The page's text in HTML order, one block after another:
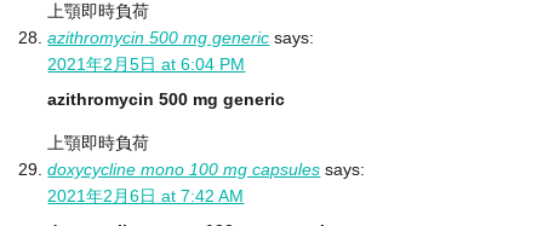
上顎即時負荷
azithromycin 500 mg generic says:
2021年2月5日 at 6:04 PM
azithromycin 500 mg generic
上顎即時負荷
doxycycline mono 100 mg capsules says:
2021年2月6日 at 7:42 AM